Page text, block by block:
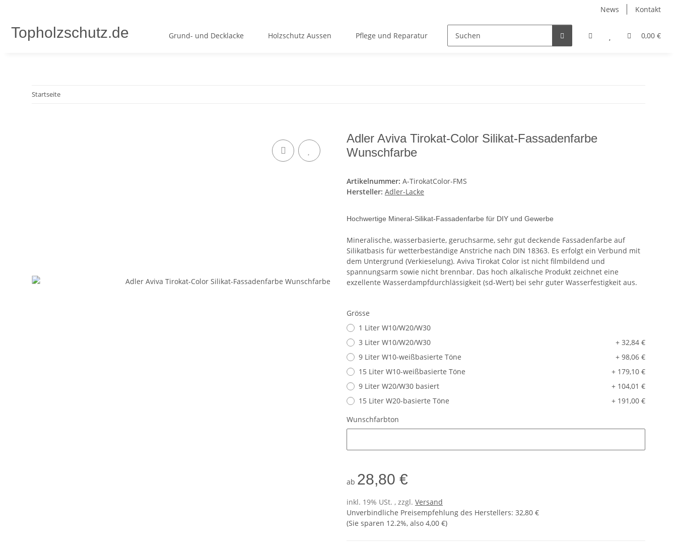
News Kontakt
Topholzschutz.de 0,00 €
Grund- und Decklacke Holzschutz Aussen Pflege und Reparatur Wachse, Öle, Innenlasuren Zubehör
Startseite
Adler Aviva Tirokat-Color Silikat-Fassadenfarbe
Wunschfarbe
Artikelnummer: A-TirokatColor-FMS
Hersteller: Adler-Lacke
Hochwertige Mineral-Silikat-Fassadenfarbe für DIY und Gewerbe
Mineralische, wasserbasierte, geruchsarme, sehr gut deckende Fassadenfarbe auf
Silikatbasis für wetterbeständige Anstriche nach DIN 18363. Es erfolgt ein Verbund mit
dem Untergrund (Verkieselung). Aviva Tirokat Color ist nicht filmbildend und
spannungsarm sowie nicht brennbar. Das hoch alkalische Produkt zeichnet eine
exzellente Wasserdampfdurchlässigkeit (sd-Wert) bei sehr guter Wasserfestigkeit aus.
Grösse
1 Liter W10/W20/W30
3 Liter W10/W20/W30
+ 32,84 €
9 Liter W10-weißbasierte Töne
+ 98,06 €
15 Liter W10-weißbasierte Töne
+ 179,10 €
9 Liter W20/W30 basiert
+ 104,01 €
15 Liter W20-basierte Töne
+ 191,00 €
Wunschfarbton
ab 28,80 €
inkl. 19% USt. , zzgl. Versand
Unverbindliche Preisempfehlung des Herstellers: 32,80 €
(Sie sparen 12.2%, also 4,00 €)